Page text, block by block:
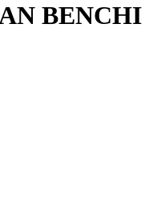
BENCHI